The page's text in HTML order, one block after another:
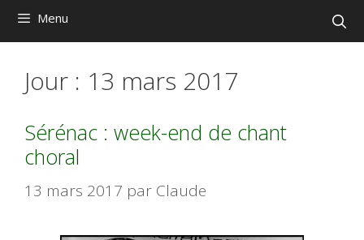
Menu
Jour : 13 mars 2017
Sérénac : week-end de chant
choral
13 mars 2017 par Claude